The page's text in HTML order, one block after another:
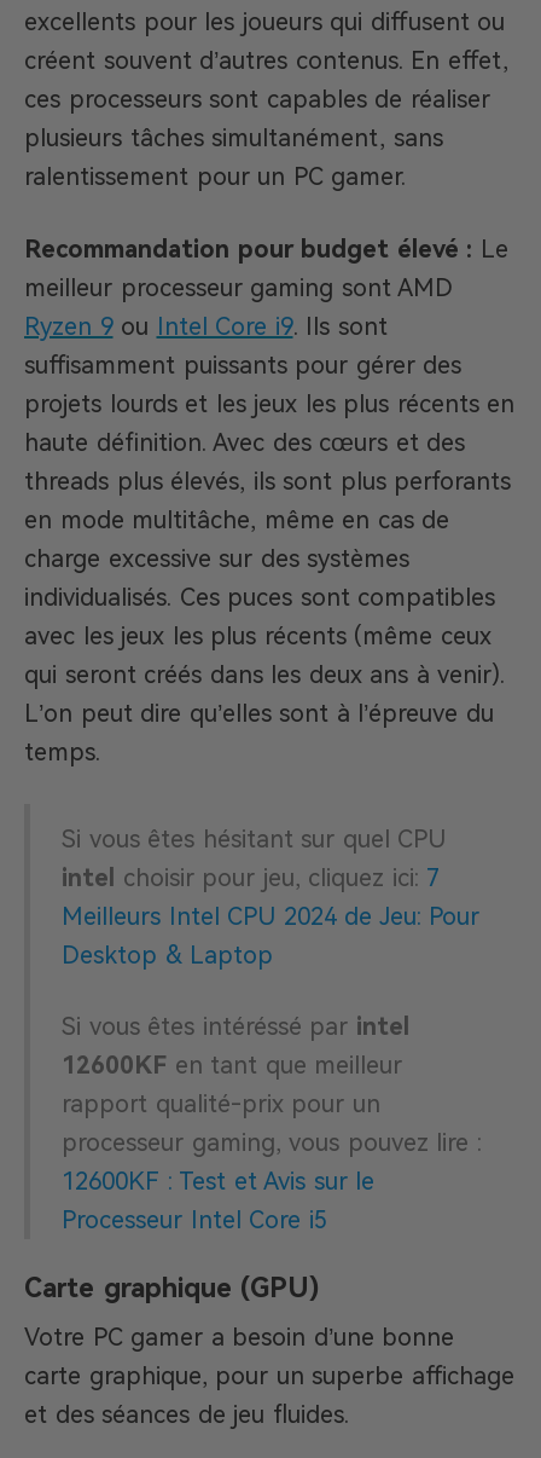
excellents pour les joueurs qui diffusent ou
créent souvent d’autres contenus. En effet,
ces processeurs sont capables de réaliser
plusieurs tâches simultanément, sans
ralentissement pour un PC gamer.
Recommandation pour budget élevé : Le
meilleur processeur gaming sont AMD
Ryzen 9ou Intel Core i9. Ils sont
suffisamment puissants pour gérer des
projets lourds et les jeux les plus récents en
haute définition. Avec des cœurs et des
threads plus élevés, ils sont plus perforants
en mode multitâche, même en cas de
charge excessive sur des systèmes
individualisés. Ces puces sont compatibles
avec les jeux les plus récents (même ceux
qui seront créés dans les deux ans à venir).
L’on peut dire qu’elles sont à l’épreuve du
temps.
Si vous êtes hésitant sur quel CPU
intel choisir pour jeu, cliquez ici: 7
Meilleurs Intel CPU 2024 de Jeu: Pour
Desktop & Laptop
Si vous êtes intéréssé par intel
12600KF en tant que meilleur
rapport qualité-prix pour un
processeur gaming, vous pouvez lire :
12600KF : Test et Avis sur le
Processeur Intel Core i5
Carte graphique (GPU)
Votre PC gamer a besoin d’une bonne
carte graphique, pour un superbe affichage
et des séances de jeu fluides.